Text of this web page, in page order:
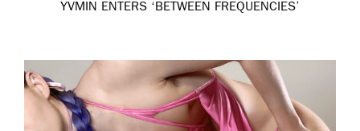
YVMIN ENTERS ‘BETWEEN FREQUENCIES’